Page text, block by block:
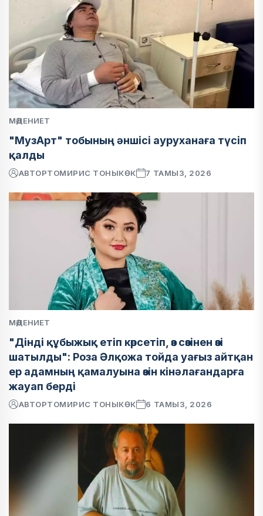
МӘДЕНИЕТ
"МузАрт" тобының әншісі ауруханаға түсіп
қалды
АВТОРТОМИРИС ТОНЫКӨК 7 ТАМЫЗ, 2026
МӘДЕНИЕТ
"Дінді құбыжық етіп көрсетіп, өз сөзінен өзі
шатылды": Роза Әлқожа тойда уағыз айтқан
ер адамның қамалуына өзін кінәлағандарға
жауап берді
АВТОРТОМИРИС ТОНЫКӨК 6 ТАМЫЗ, 2026